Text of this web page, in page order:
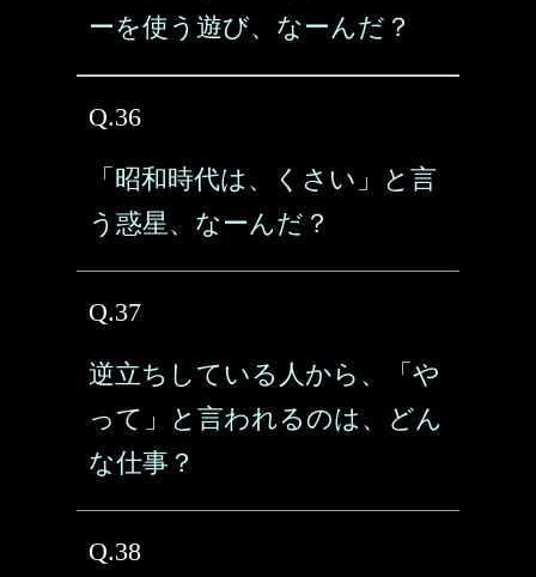
ーを使う遊び、なーんだ？
Q.36
「昭和時代は、くさい」と言
う惑星、なーんだ？
Q.37
逆立ちしている人から、「や
って」と言われるのは、どん
な仕事？
Q.38